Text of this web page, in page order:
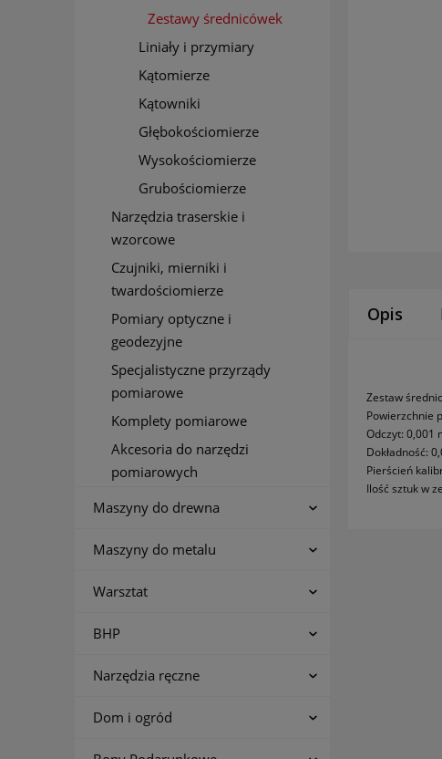
Zestawy średnicówek
Liniały i przymiary
Kątomierze
Kątowniki
Głębokościomierze
Wysokościomierze
Grubościomierze
Narzędzia traserskie i
wzorcowe
Czujniki, mierniki i
twardościomierze
Pomiary optyczne i
geodezyjne
Specjalistyczne przyrządy
pomiarowe
Komplety pomiarowe
Akcesoria do narzędzi
pomiarowych
Maszyny do drewna
Maszyny do metalu
Warsztat
BHP
Narzędzia ręczne
Dom i ogród
Opis
Zestaw
Powierzchnie
Odczyt: 0,001
Dokładność:
Pierścień
Ilość sztuk w